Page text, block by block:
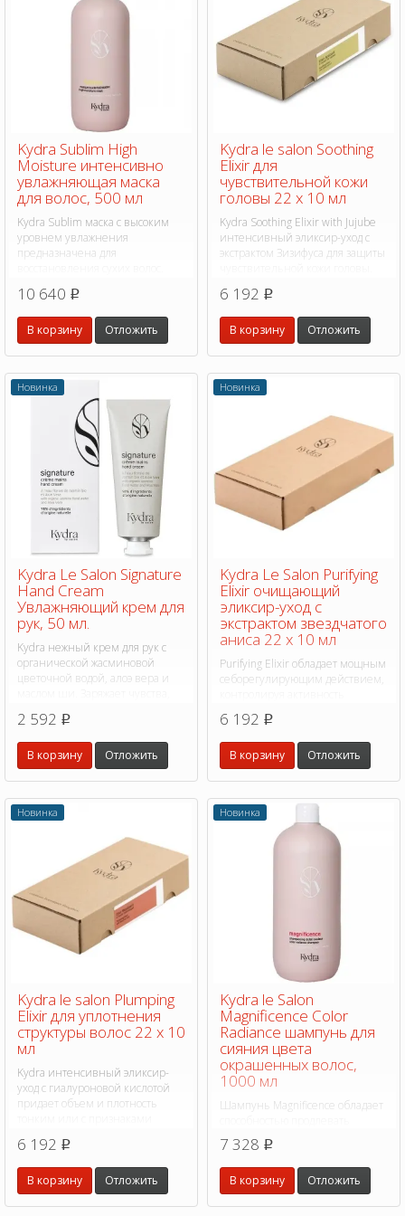
Kydra Sublim High
Moisture интенсивно
увлажняющая маска
для волос, 500 мл
Kydra Sublim маска с высоким
уровнем увлажнения
предназначена для
натурального происхождения.
10 640 p
В корзину Отложить
Kydra le salon Soothing
Elixir для
чувствительной кожи
головы 22 х 10 мл
Kydra Soothing Elixir with Jujube
интенсивный эликсир-уход с
экстрактом Зизифуса для защиты
6 192 p
В корзину Отложить
Новинка
Kydra Le Salon Signature
Hand Cream
Увлажняющий крем для
рук, 50 мл.
Kydra нежный крем для рук с
органической жасминовой
цветочной водой, алоэ вера и
ваши руки.
2 592 p
В корзину Отложить
Новинка
Kydra Le Salon Purifying
Elixir очищающий
эликсир-уход с
экстрактом звездчатого
аниса 22 х 10 мл
Purifying Elixir обладает мощным
себорегулирующим действием,
6 192 p
В корзину Отложить
Новинка
Kydra le salon Plumping
Elixir для уплотнения
структуры волос 22 х 10
мл
Kydra интенсивный эликсир-
уход с гиалуроновой кислотой
придает объем и плотность
6 192 p
В корзину Отложить
Новинка
Kydra le Salon
Magnificence Color
Radiance шампунь для
сияния цвета
окрашенных волос,
1000 мл
Шампунь Magnificence обладает
стойкость цвета, что позволяет
вам наслаждаться
насыщенными оттенками
намного дольше.
7 328 p
В корзину Отложить